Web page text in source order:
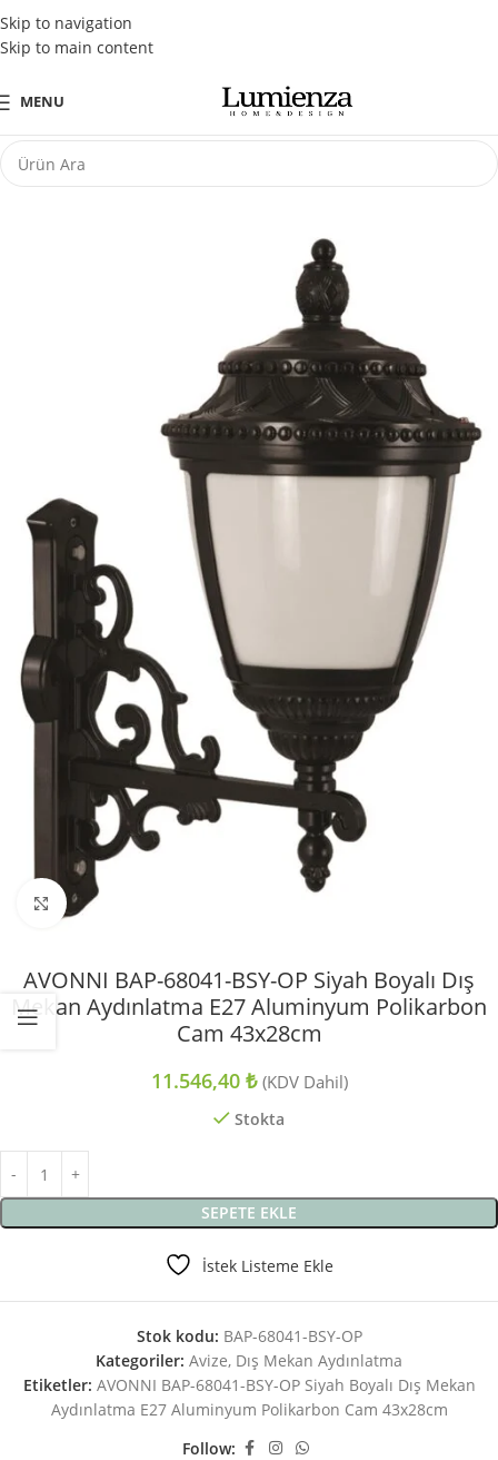
Skip to navigation
Skip to main content
Tüm Kredi Kartlarına Peşin Fiyatına 3 Taksit Fırsatı
MENU
Büyütmek için tıklayın
AVONNI BAP-68041-BSY-OP Siyah Boyalı Dış
Mekan Aydınlatma E27 Aluminyum Polikarbon
Cam 43x28cm
11.546,40 ₺ (KDV Dahil)
Stokta
SEPETE EKLE
İstek Listeme Ekle
Stok kodu: BAP-68041-BSY-OP
Kategoriler: Avize, Dış Mekan Aydınlatma
Etiketler: AVONNI BAP-68041-BSY-OP Siyah Boyalı Dış Mekan
Aydınlatma E27 Aluminyum Polikarbon Cam 43x28cm
Follow: